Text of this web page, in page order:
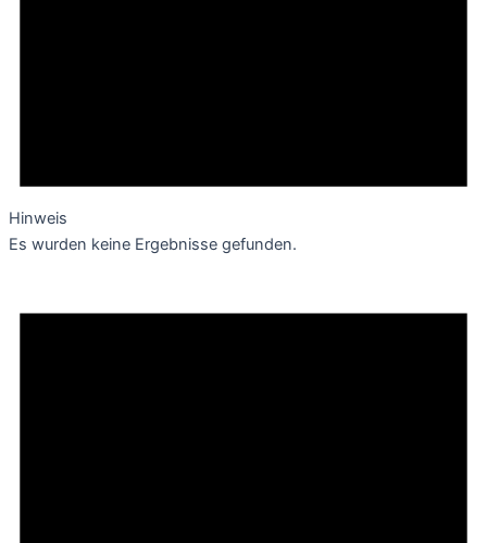
Hinweis
Es wurden keine Ergebnisse gefunden.